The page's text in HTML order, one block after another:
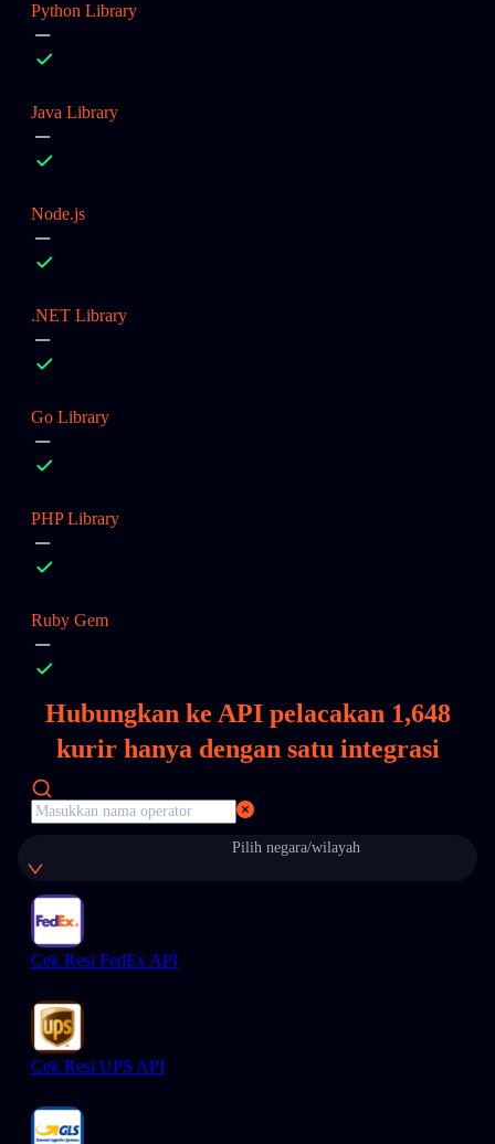
Python Library
Java Library
Node.js
.NET Library
Go Library
PHP Library
Ruby Gem
Hubungkan ke API pelacakan 1,648
kurir hanya dengan satu integrasi
Pilih negara/wilayah
Cek Resi FedEx API
Cek Resi UPS API